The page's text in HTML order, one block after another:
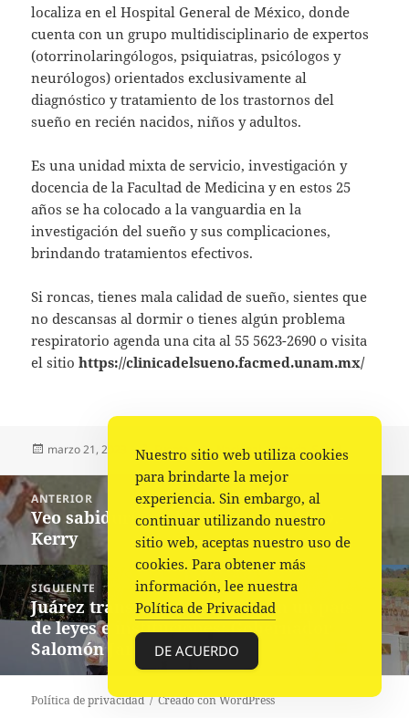
localiza en el Hospital General de México, donde
cuenta con un grupo multidisciplinario de expertos
(otorrinolaringólogos, psiquiatras, psicólogos y
neurólogos) orientados exclusivamente al
diagnóstico y tratamiento de los trastornos del
sueño en recién nacidos, niños y adultos.
Es una unidad mixta de servicio, investigación y
docencia de la Facultad de Medicina y en estos 25
años se ha colocado a la vanguardia en la
investigación del sueño y sus complicaciones,
brindando tratamientos efectivos.
Si roncas, tienes mala calidad de sueño, sientes que
no descansas al dormir o tienes algún problema
respiratorio agenda una cita al 55 5623-2690 o visita
el sitiohttps://clinicadelsueno.facmed.unam.mx/
Publicado
marzo 21, 2023 Autor
Fuente Categorías
Nacional,Portada, Salud
Navegación
de
entradas
ANTERIOR
Entrada
anterior:
Veo sabiduría en liderazgo de AMLO.-
Kerry
SIGUIENTE
Siguiente
entrada:
Juárez transformó a México en un país
de leyes e instituciones: Gobernador
Salomón Jara
Política de privacidad Creado con WordPress
Nuestro sitio web utiliza cookies
para brindarte la mejor
experiencia. Sin embargo, al
continuar utilizando nuestro
sitio web, aceptas nuestro uso de
cookies. Para obtener más
información, lee nuestra
Política de Privacidad
DE ACUERDO